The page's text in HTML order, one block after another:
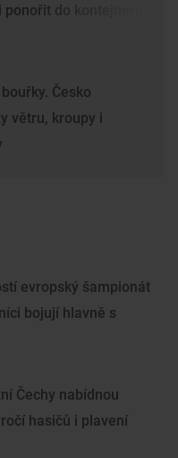
do kontejneru
Česko
větru, kroupy i
evropský šampionát
bojují hlavně s
Čechy nabídnou
hasičů i plavení